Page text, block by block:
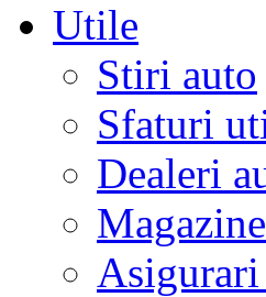
Utile
Stiri auto
Sfaturi
Dealeri